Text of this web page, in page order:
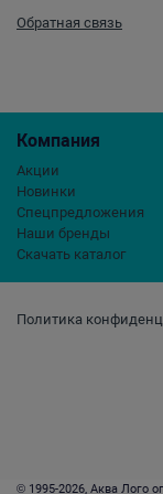
Политика
Компания
Акции
Новинки
Спецпредложения
Наши бренды
Скачать каталог
Обратная связь
© 1995-2026, Аква Лого